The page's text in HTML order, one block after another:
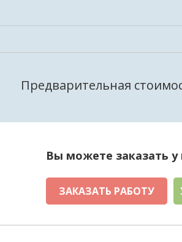
Предварительная
Вы можете заказать
ЗАКАЗАТЬ РАБОТУ